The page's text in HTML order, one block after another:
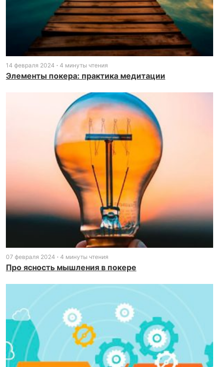
14 февраля 2024 4 минуты чтения
Элементы покера: практика медитации
07 февраля 2024 4 минуты чтения
Про ясность мышления в покере